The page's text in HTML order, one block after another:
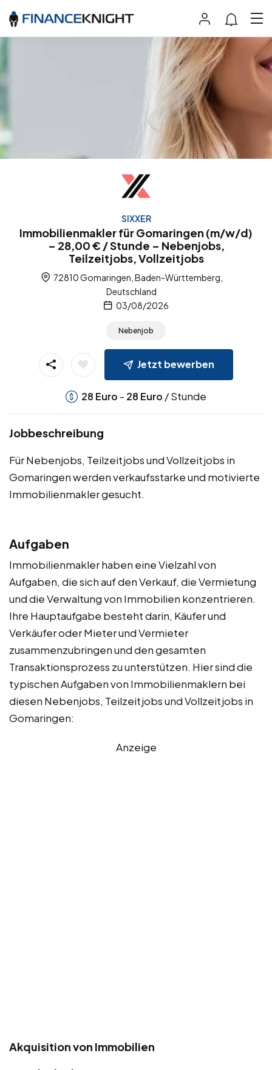
SIXXER
Immobilienmakler für Gomaringen (m/w/d)
– 28,00 € / Stunde – Nebenjobs,
Teilzeitjobs, Vollzeitjobs
72810 Gomaringen, Baden-Württemberg,
Deutschland
03/08/2026
Nebenjob
Jetzt bewerben
28 Euro - 28 Euro / Stunde
Jobbeschreibung
Für Nebenjobs, Teilzeitjobs und Vollzeitjobs in
Gomaringen werden verkaufsstarke und motivierte
Immobilienmakler gesucht.
Aufgaben
Immobilienmakler haben eine Vielzahl von
Aufgaben, die sich auf den Verkauf, die Vermietung
und die Verwaltung von Immobilien konzentrieren.
Ihre Hauptaufgabe besteht darin, Käufer und
Verkäufer oder Mieter und Vermieter
zusammenzubringen und den gesamten
Transaktionsprozess zu unterstützen. Hier sind die
typischen Aufgaben von Immobilienmaklern bei
diesen Nebenjobs, Teilzeitjobs und Vollzeitjobs in
Gomaringen:
Anzeige
Akquisition von Immobilien